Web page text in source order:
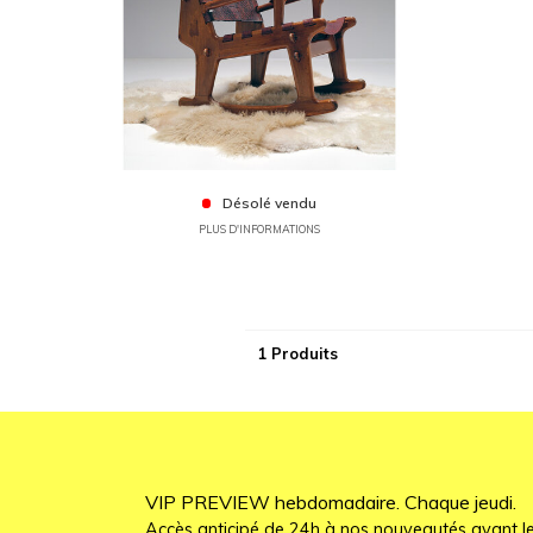
Désolé vendu
PLUS D'INFORMATIONS
1 Produits
VIP PREVIEW hebdomadaire. Chaque jeudi.